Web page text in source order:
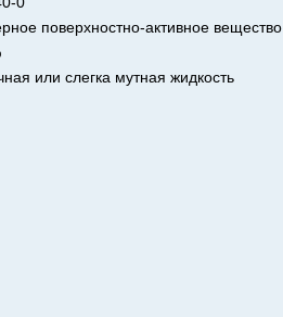
поверхностно-активное вещество
или слегка мутная жидкость